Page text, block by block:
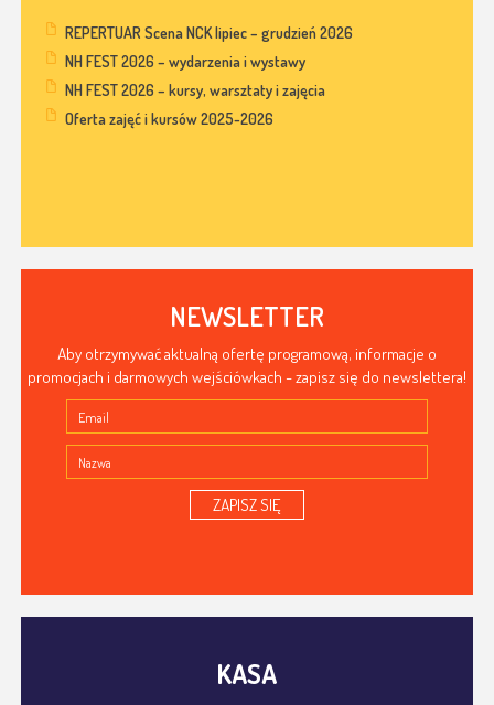
REPERTUAR Scena NCK lipiec – grudzień 2026
NH FEST 2026 – wydarzenia i wystawy
NH FEST 2026 – kursy, warsztaty i zajęcia
Oferta zajęć i kursów 2025-2026
NEWSLETTER
Aby otrzymywać aktualną ofertę programową, informacje o
promocjach i darmowych wejściówkach - zapisz się do newslettera!
ZAPISZ SIĘ
KASA